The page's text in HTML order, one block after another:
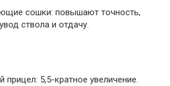
сошки: повышают точность,
ствола и отдачу.
прицел: 5,5-кратное увеличение.